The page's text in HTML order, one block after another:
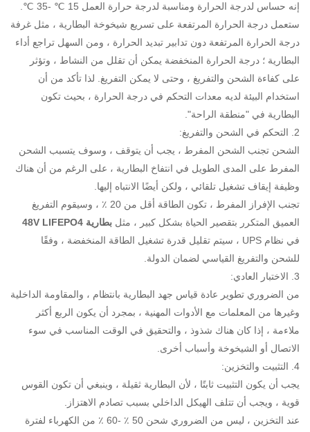
إنه حساس لدرجة الحرارة ومناسبة لدرجة حرارة العمل 15 ℃ -35 ℃.
ستعمل درجة الحرارة المرتفعة على تسريع شيخوخة البطارية ، مثل غرفة
درجة الحرارة المرتفعة دون تدابير تبديد الحرارة ، ومن السهل تراجع أداء
البطارية ؛ درجة الحرارة المنخفضة يمكن أن تقلل من النشاط ، وتؤثر
على كفاءة الشحن والتفريغ ، وحتى لا يمكن التفريغ. لذا تأكد من أن
استخدام البيئة لديه معدات التحكم في درجة الحرارة ، بحيث تكون
البطارية في "منطقة الراحة".
2. التحكم في الشحن والتفريغ:
الشحن تجنب الشحن المفرط ، يجب أن يتوقف ، وسوف يتسبب الشحن
المفرط على المدى الطويل في انتفاخ البطارية ، على الرغم من أن هناك
وظيفة إيقاف تشغيل تلقائي ، ولكن أيضًا الانتباه إليها.
تجنب الإفراز المفرط ، تكون الطاقة أقل من 20 ٪ ، وسيقوم التفريغ
العميق المتكرر بتقصير الحياة بشكل كبير ، مثل بطارية 48V LIFEPO4
في نظام UPS ، سيتم تقليل قدرة تشغيل الطاقة المنخفضة ، وفقًا
للشحن والتفريغ القياسي لضمان الدولة.
3. الاختبار العادي:
من الضروري تطوير عادة قياس جهد البطارية بانتظام ، والمقاومة الداخلية
وغيرها من المعلمات مع الأدوات المهنية ، بمجرد أن يكون الربع أكثر
ملاءمة ، إذا كان هناك شذوذ ، والتحقيق في الوقت المناسب في سوء
الاتصال أو الشيخوخة وأسباب أخرى.
4. التثبيت والتخزين:
يجب أن يكون التثبيت ثابتًا ، لأن البطارية ثقيلة ، وينبغي أن تكون القوس
قوية ، ويجب أن تتلف الهيكل الداخلي بسبب تصادم الاهتزاز.
عند التخزين ، ليس من الضروري شحن 50 ٪ -60 ٪ من الكهرباء لفترة